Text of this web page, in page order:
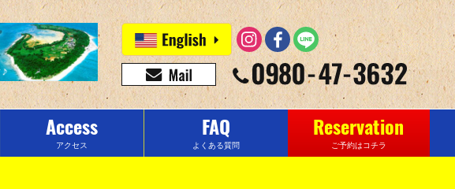
Access
アクセス
FAQ
よくある質問
Reservation
ご予約はコチラ